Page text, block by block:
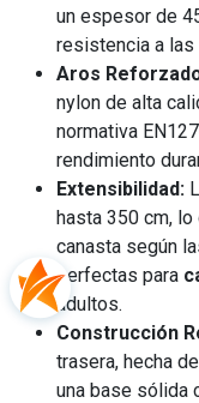
un espesor de
resistencia a
Aros
nylon de alta
normativa
rendimiento
Extensibilidad:
hasta 350 cm,
canasta según
perfectas para
adultos.
Construcción
trasera, hecha
una base sólida